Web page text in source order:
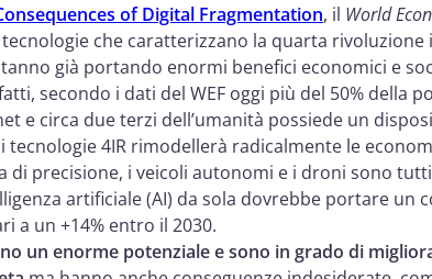
of Digital Fragmentation, il World
che caratterizzano la quarta rivoluzione
già portando enormi benefici economici e
secondo i dati del WEF oggi più del 50% della
e circa due terzi dell’umanità possiede un
4IR rimodellerà radicalmente le
di precisione, i veicoli autonomi e i droni sono
artificiale (AI) da sola dovrebbe portare un
a un +14% entro il 2030.
un enorme potenziale e sono in grado di